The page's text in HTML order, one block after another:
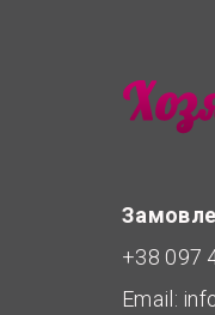
+38 097
Email: